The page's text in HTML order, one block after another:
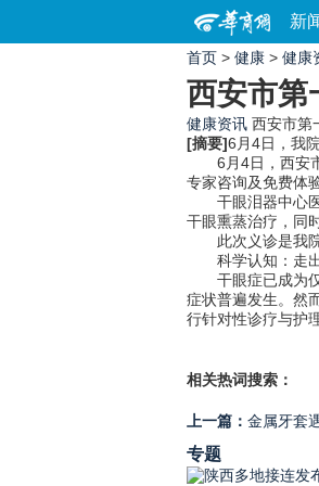
新
首页 > 健康 > 健康
西安市第
健康资讯 西安市第
[摘要]6月4日，我
6月4日，西安市
专家咨询及免费体
干眼泪器中心医
干眼熏蒸治疗，同
此次义诊是我院
科学认知：走出
干眼症已成为仅
症状普遍发生。然
行针对性诊疗与护理
相关热词搜索：
上一篇： 金属牙套
专题